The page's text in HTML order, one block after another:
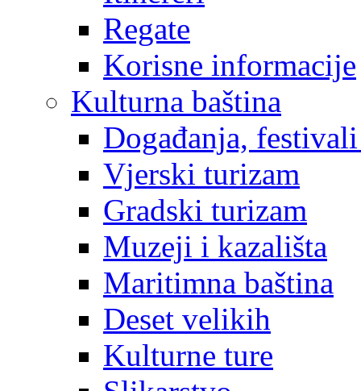
Regate
Korisne informacije
Kulturna baština
Događanja,
Vjerski turizam
Gradski turizam
Muzeji i kazališta
Maritimna baština
Deset velikih
Kulturne ture